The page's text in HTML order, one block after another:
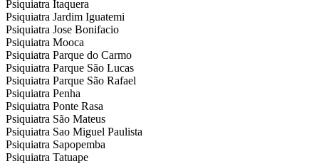
Psiquiatra Itaquera
Psiquiatra Jardim Iguatemi
Psiquiatra Jose Bonifacio
Psiquiatra Mooca
Psiquiatra Parque do Carmo
Psiquiatra Parque São Lucas
Psiquiatra Parque São Rafael
Psiquiatra Penha
Psiquiatra Ponte Rasa
Psiquiatra São Mateus
Psiquiatra Sao Miguel Paulista
Psiquiatra Sapopemba
Psiquiatra Tatuape